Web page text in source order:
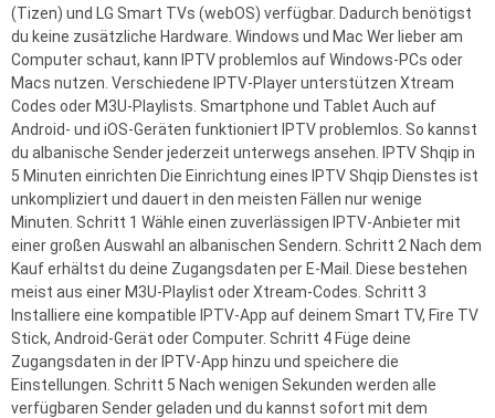
(Tizen) und LG Smart TVs (webOS) verfügbar. Dadurch benötigst
du keine zusätzliche Hardware. Windows und Mac Wer lieber am
Computer schaut, kann IPTV problemlos auf Windows-PCs oder
Macs nutzen. Verschiedene IPTV-Player unterstützen Xtream
Codes oder M3U-Playlists. Smartphone und Tablet Auch auf
Android- und iOS-Geräten funktioniert IPTV problemlos. So kannst
du albanische Sender jederzeit unterwegs ansehen. IPTV Shqip in
5 Minuten einrichten Die Einrichtung eines IPTV Shqip Dienstes ist
unkompliziert und dauert in den meisten Fällen nur wenige
Minuten. Schritt 1 Wähle einen zuverlässigen IPTV-Anbieter mit
einer großen Auswahl an albanischen Sendern. Schritt 2 Nach dem
Kauf erhältst du deine Zugangsdaten per E-Mail. Diese bestehen
meist aus einer M3U-Playlist oder Xtream-Codes. Schritt 3
Installiere eine kompatible IPTV-App auf deinem Smart TV, Fire TV
Stick, Android-Gerät oder Computer. Schritt 4 Füge deine
Zugangsdaten in der IPTV-App hinzu und speichere die
Einstellungen. Schritt 5 Nach wenigen Sekunden werden alle
verfügbaren Sender geladen und du kannst sofort mit dem